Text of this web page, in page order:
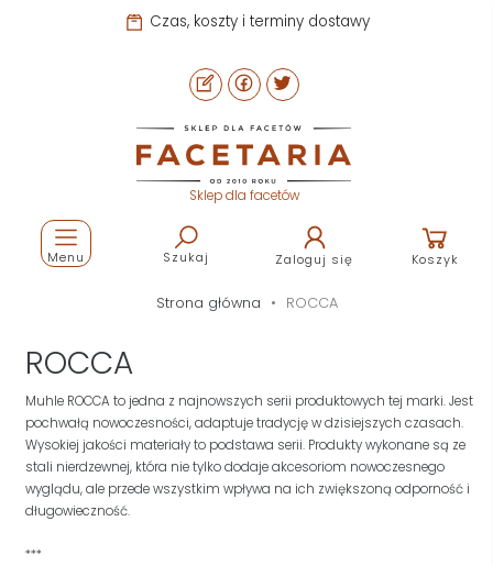
Czas, koszty i terminy dostawy
Sklep dla facetów
Szukaj Zaloguj się Koszyk
Menu
Strona główna ROCCA
ROCCA
Muhle ROCCA to jedna z najnowszych serii produktowych tej marki. Jest
pochwałą nowoczesności, adaptuje tradycję w dzisiejszych czasach.
Wysokiej jakości materiały to podstawa serii. Produkty wykonane są ze
stali nierdzewnej, która nie tylko dodaje akcesoriom nowoczesnego
wyglądu, ale przede wszystkim wpływa na ich zwiększoną odporność i
długowieczność.
***